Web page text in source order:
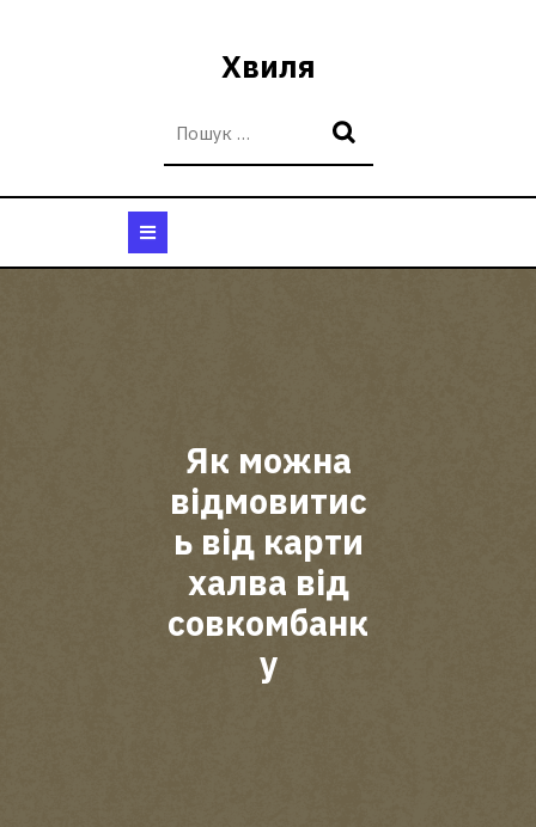
Хвиля
Як можна
відмовитис
ь від карти
халва від
совкомбанк
у